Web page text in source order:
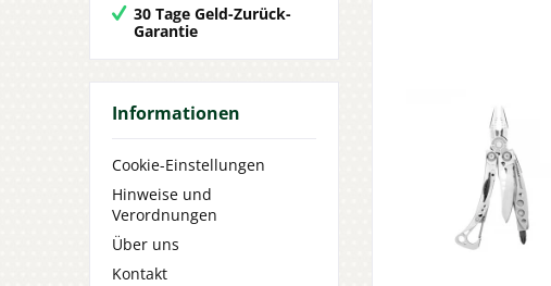
30 Tage Geld-Zurück-
Garantie
Informationen
Cookie-Einstellungen
Hinweise und
Verordnungen
Über uns
Kontakt